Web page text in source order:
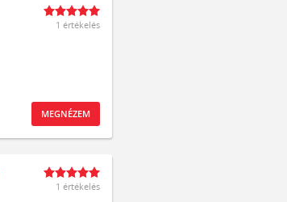
1 értékelés
MEGNÉZEM
1 értékelés